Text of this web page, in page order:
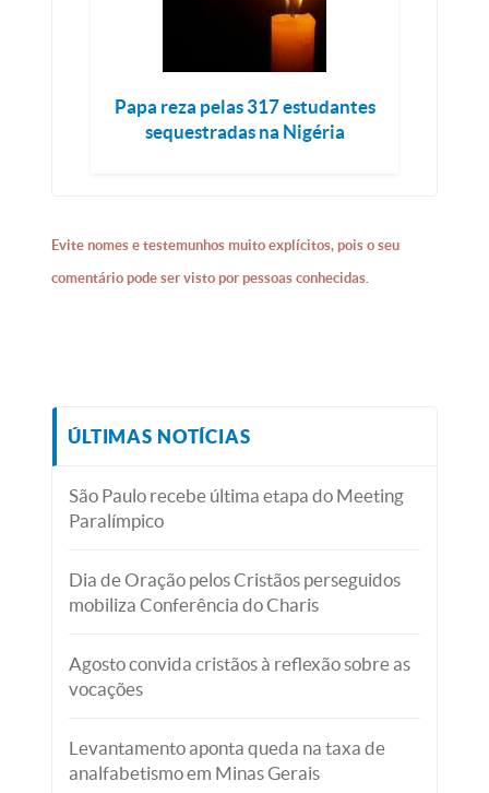
Papa reza pelas 317 estudantes
sequestradas na Nigéria
Evite nomes e testemunhos muito explícitos, pois o seu
comentário pode ser visto por pessoas conhecidas.
ÚLTIMAS NOTÍCIAS
São Paulo recebe última etapa do Meeting
Paralímpico
Dia de Oração pelos Cristãos perseguidos
mobiliza Conferência do Charis
Agosto convida cristãos à reflexão sobre as
vocações
Levantamento aponta queda na taxa de
analfabetismo em Minas Gerais